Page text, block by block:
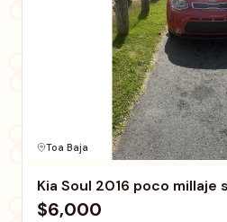
Toa Baja
Kia Soul 2016 poco millaje
$6,000